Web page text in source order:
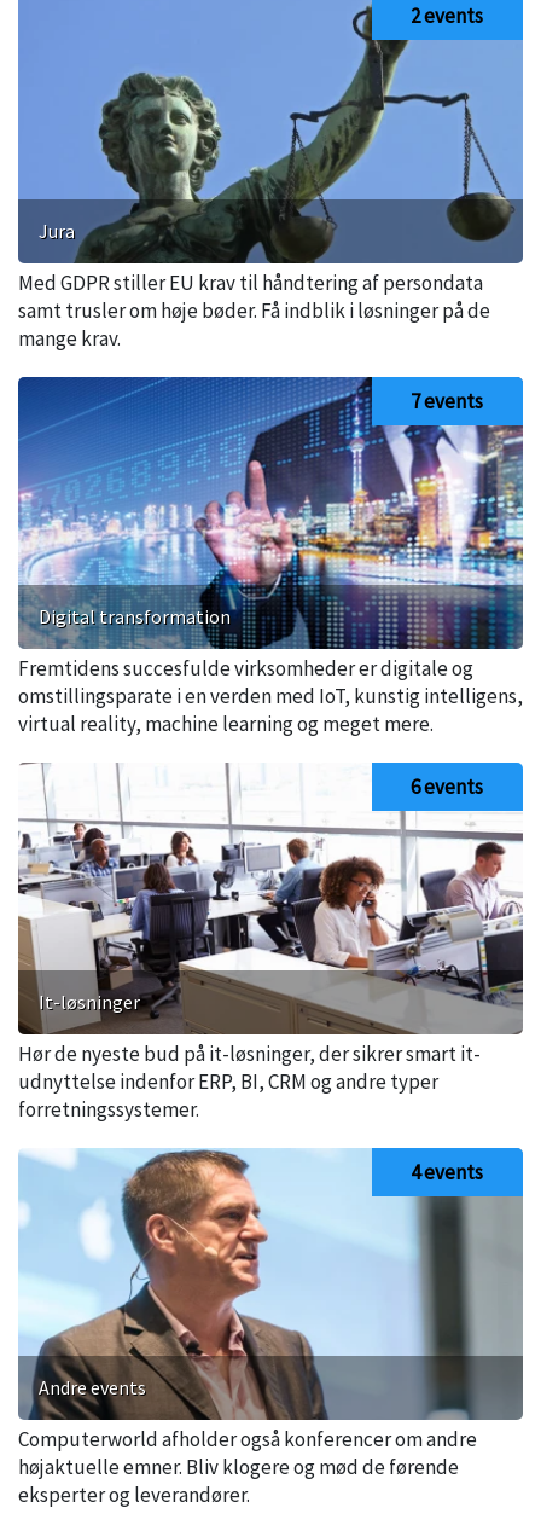
2 events
Jura
Med GDPR stiller EU krav til håndtering af persondata
samt trusler om høje bøder. Få indblik i løsninger på de
mange krav.
7 events
Digital transformation
Fremtidens succesfulde virksomheder er digitale og
omstillingsparate i en verden med IoT, kunstig intelligens,
virtual reality, machine learning og meget mere.
6 events
It-løsninger
Hør de nyeste bud på it-løsninger, der sikrer smart it-
udnyttelse indenfor ERP, BI, CRM og andre typer
forretningssystemer.
4 events
Andre events
Computerworld afholder også konferencer om andre
højaktuelle emner. Bliv klogere og mød de førende
eksperter og leverandører.